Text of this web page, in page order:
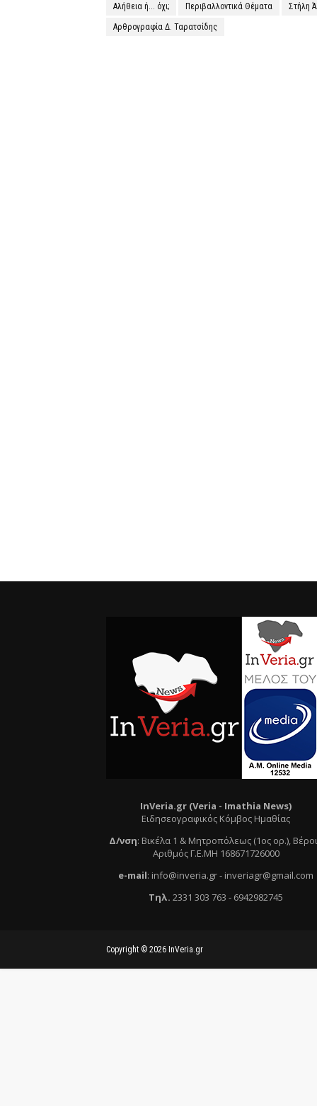
Αλήθεια ή... όχι; Περιβαλλοντικά Θέματα Στήλη
Αρθρογραφία Δ. Ταρατσίδης
InVeria.gr (Veria - Ιmathia News)
Ειδησεογραφικός Κόμβος Ημαθίας
Δ/νση: Βικέλα 1 & Μητροπόλεως (1ος ορ.),
Αριθμός Γ.Ε.ΜΗ 168671726000
e-mail: info@inveria.gr- inveriagr@gmail.com
Τηλ. 2331 303 763 - 6942982745
Copyright © 2026 InVeria.gr